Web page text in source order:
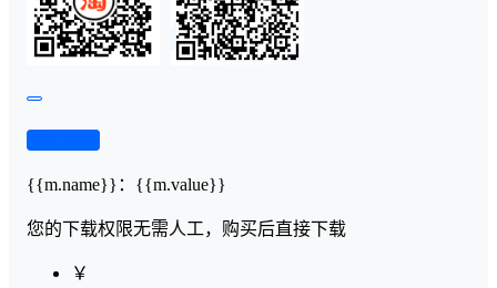
{{m.name}} ： {{m.value}}
您的下载权限无需人工，购买后直接下载
￥